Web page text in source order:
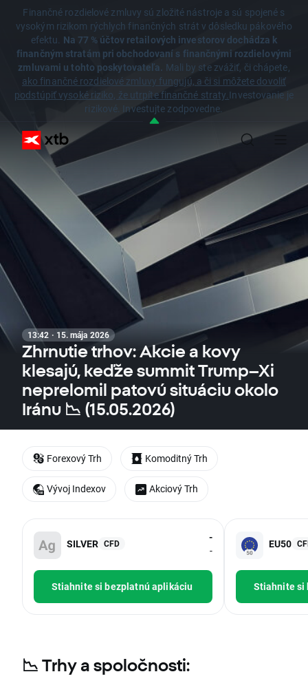
Finančné rozdielové zmluvy sú zložité nástroje a sú spojené s
vysokým rizikom rýchlych finančných strát v dôsledku pákového
efektu. Na 77 % účtov retailových investorov dochádza k
finančným stratám pri obchodovaní s finančnými rozdielovými
zmluvami u tohto poskytovateľa. Mali by ste zvážiť, či chápete,
ako finančné rozdielové zmluvy fungujú, a či si môžete dovoliť
podstúpiť vysoké riziko, že utrpíte finančné straty.Investovanie je
rizikové. Investujte zodpovedne.
13:42 · 15. mája 2026
Zhrnutie trhov: Akcie a kovy
klesajú, keďže summit Trump–Xi
neprelomil patovú situáciu okolo
Iránu 📉 (15.05.2026)
SILVER CFD
-
-
Stiahnite si bezplatnú aplikáciu
EU50
Stiahnite si
📉 Trhy a spoločnosti:
Forexový Trh Komoditný Trh
Vývoj Indexov Akciový Trh